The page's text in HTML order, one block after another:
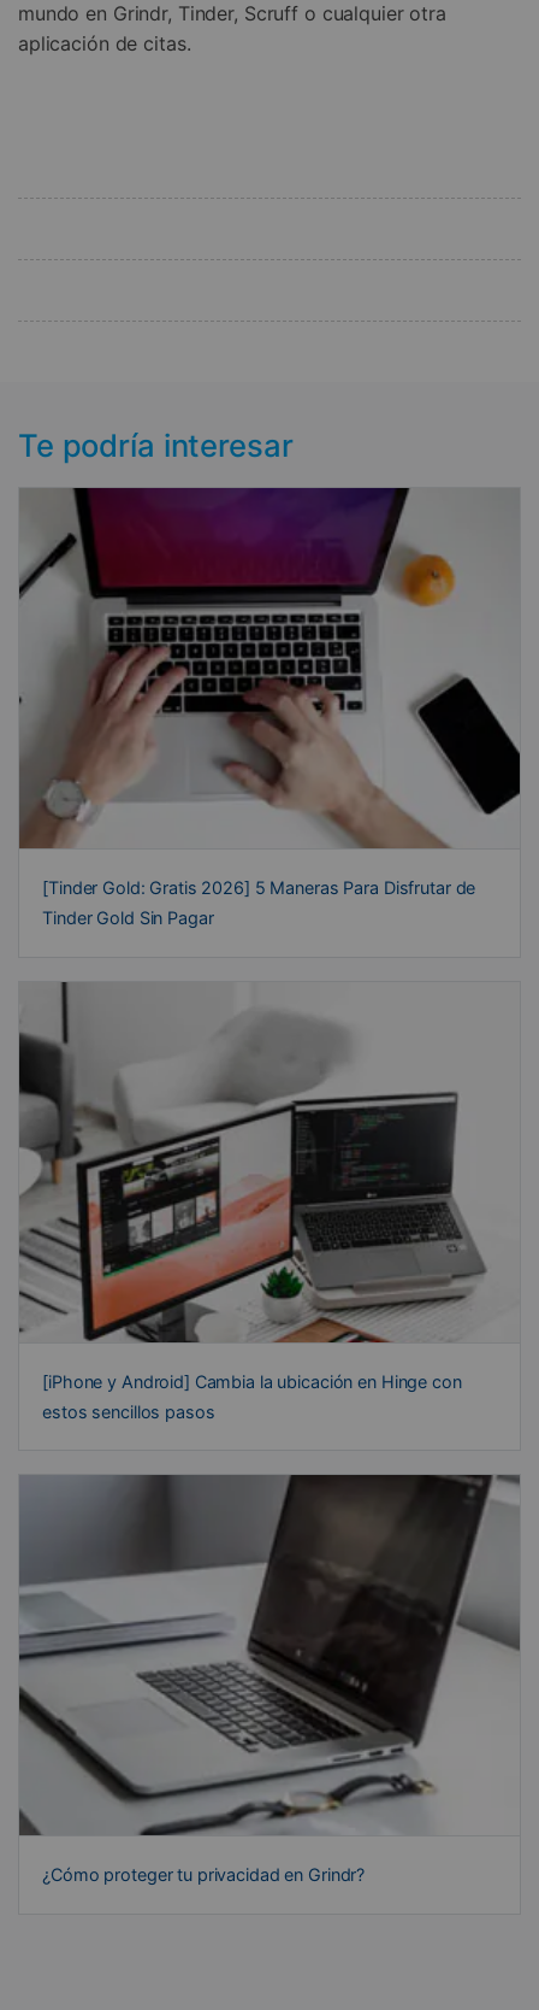
mundo en Grindr, Tinder, Scruff o cualquier otra
aplicación de citas.
Te podría interesar
[Tinder Gold: Gratis 2026] 5 Maneras Para Disfrutar de
Tinder Gold Sin Pagar
[iPhone y Android] Cambia la ubicación en Hinge con
estos sencillos pasos
¿Cómo proteger tu privacidad en Grindr?